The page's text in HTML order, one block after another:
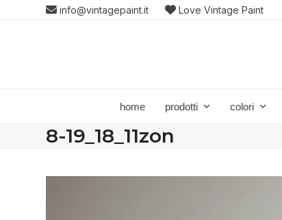
info@vintagepaint.it Love Vintage Paint
home prodotti colori
8-19_18_11zon